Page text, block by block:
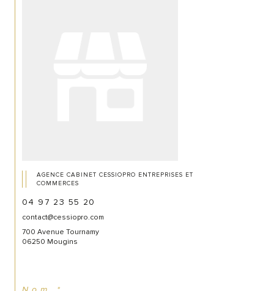
AGENCE CABINET CESSIOPRO ENTREPRISES ET
COMMERCES
04 97 23 55 20
contact@cessiopro.com
700 Avenue Tournamy
06250 Mougins